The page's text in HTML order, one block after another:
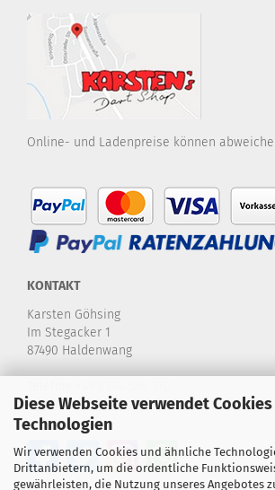
Diese Webseite verwendet
Technologien
Wir verwenden Cookies und ähnliche
Drittanbietern, um die ordentliche
gewährleisten, die Nutzung unseres Angebotes
Online- und Ladenpreise können
KONTAKT
Karsten Göhsing
Im Stegacker 1
87490 Haldenwang
E-Mail:info@karstensdartshop.de